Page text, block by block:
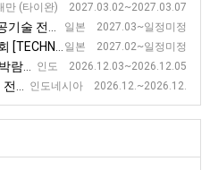
만 (타이완) 2027.03.02~2027.03.07
일본 2027.03~일정미정
전시회
일본 2027.02~일정미정
SHOW]
인도 2026.12.03~2026.12.05
2026]
인도네시아 2026.12.~2026.12.
회